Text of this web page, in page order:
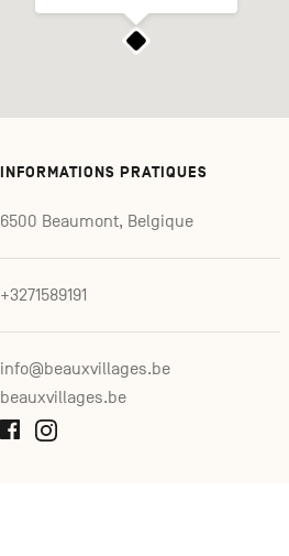
INFORMATIONS PRATIQUES
6500 Beaumont, Belgique
+3271589191
info@beauxvillages.be
beauxvillages.be